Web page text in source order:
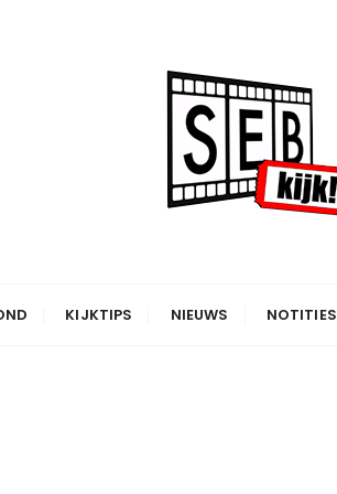
KIJKTIPS NIEUWS NOTITIES